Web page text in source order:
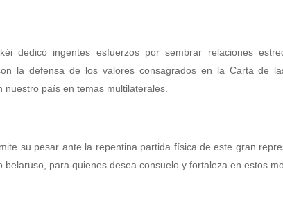
dedicó ingentes esfuerzos por sembrar relaciones
la defensa de los valores consagrados en la Carta de
nuestro país en temas multilaterales.
su pesar ante la repentina partida física de este gran
belaruso, para quienes desea consuelo y fortaleza en estos